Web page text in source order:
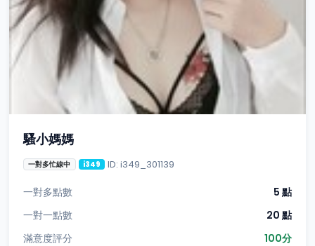
騷小媽媽
一對多忙線中 i349 ID: i349_301139
一對多點數
5 點
一對一點數
20 點
滿意度評分
100分